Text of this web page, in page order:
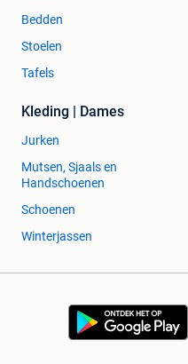
Bedden
Stoelen
Tafels
Kleding | Dames
Jurken
Mutsen, Sjaals en
Handschoenen
Schoenen
Winterjassen